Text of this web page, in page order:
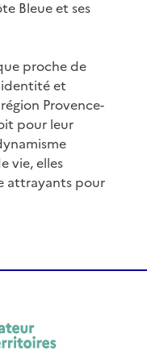
Bleue et ses
proche de
et
Provence-
pour leur
vie, elles
attrayants pour